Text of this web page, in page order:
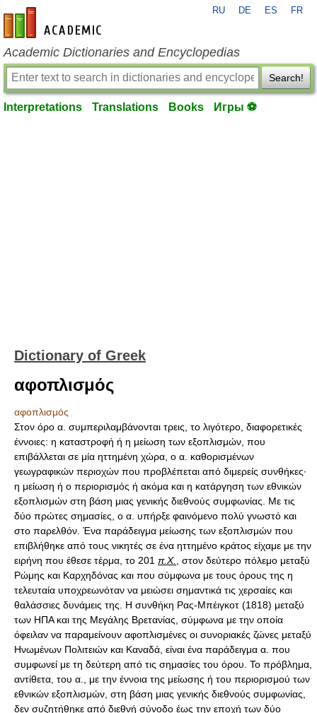
en-academic.com
RU DE ES FR
Academic Dictionaries and Encyclopedias
Search!
Interpretations Translations Books Игры ⚽
Dictionary of Greek
αφοπλισμός
αφοπλισμός
Στον όρο α. συμπεριλαμβάνονται τρεις, το λιγότερο, διαφορετικές
έννοιες: η καταστροφή ή η μείωση των εξοπλισμών, που
επιβάλλεται σε μία ηττημένη χώρα, ο α. καθορισμένων
γεωγραφικών περιοχών που προβλέπεται από διμερείς συνθήκες·
η μείωση ή ο περιορισμός ή ακόμα και η κατάργηση των εθνικών
εξοπλισμών στη βάση μιας γενικής διεθνούς συμφωνίας. Με τις
δύο πρώτες σημασίες, ο α. υπήρξε φαινόμενο πολύ γνωστό και
στο παρελθόν. Ένα παράδειγμα μείωσης των εξοπλισμών που
επιβλήθηκε από τους νικητές σε ένα ηττημένο κράτος είχαμε με την
ειρήνη που έθεσε τέρμα, το 201 π.Χ.
, στον δεύτερο πόλεμο μεταξύ
Ρώμης και Καρχηδόνας και που σύμφωνα με τους όρους της η
τελευταία υποχρεωνόταν να μειώσει σημαντικά τις χερσαίες και
θαλάσσιες δυνάμεις της. Η συνθήκη Ρας-Μπέιγκοτ (1818) μεταξύ
των ΗΠΑ και της Μεγάλης Βρετανίας, σύμφωνα με την οποία
όφειλαν να παραμείνουν αφοπλισμένες οι συνοριακές ζώνες μεταξύ
Ηνωμένων Πολιτειών και Καναδά, είναι ένα παράδειγμα α. που
συμφωνεί με τη δεύτερη από τις σημασίες του όρου. Το πρόβλημα,
αντίθετα, του α., με την έννοια της μείωσης ή του περιορισμού των
εθνικών εξοπλισμών, στη βάση μιας γενικής διεθνούς συμφωνίας,
δεν συζητήθηκε από διεθνή σύνοδο έως την εποχή των δύο